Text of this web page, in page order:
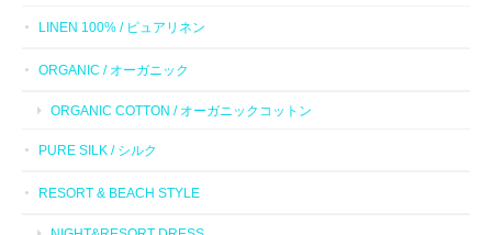
LINEN 100% / ピュアリネン
ORGANIC / オーガニック
ORGANIC COTTON / オーガニックコットン
PURE SILK / シルク
RESORT & BEACH STYLE